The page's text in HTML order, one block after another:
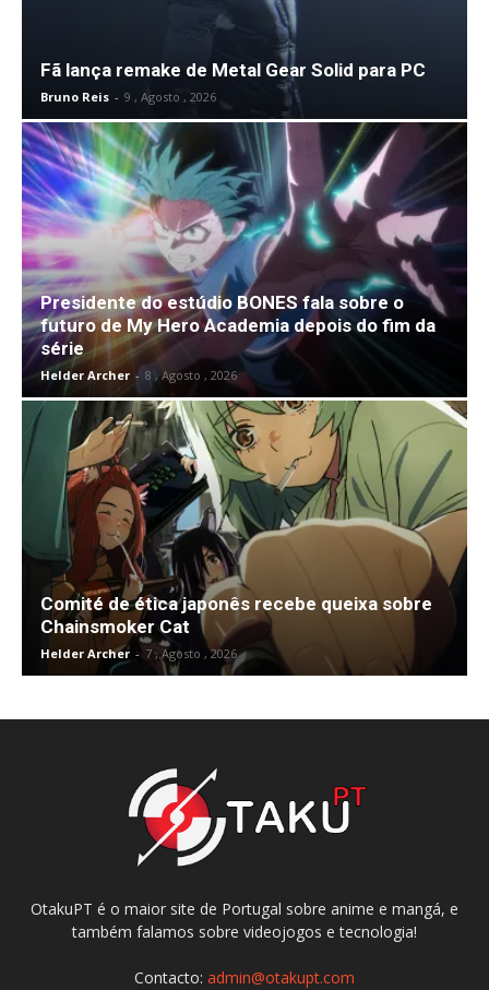
Fã lança remake de Metal Gear Solid para PC
Bruno Reis - 9 , Agosto , 2026
Presidente do estúdio BONES fala sobre o
futuro de My Hero Academia depois do fim da
série
Helder Archer - 8 , Agosto , 2026
Comité de ética japonês recebe queixa sobre
Chainsmoker Cat
Helder Archer - 7 , Agosto , 2026
OtakuPT é o maior site de Portugal sobre anime e mangá, e
também falamos sobre videojogos e tecnologia!
Contacto: admin@otakupt.com